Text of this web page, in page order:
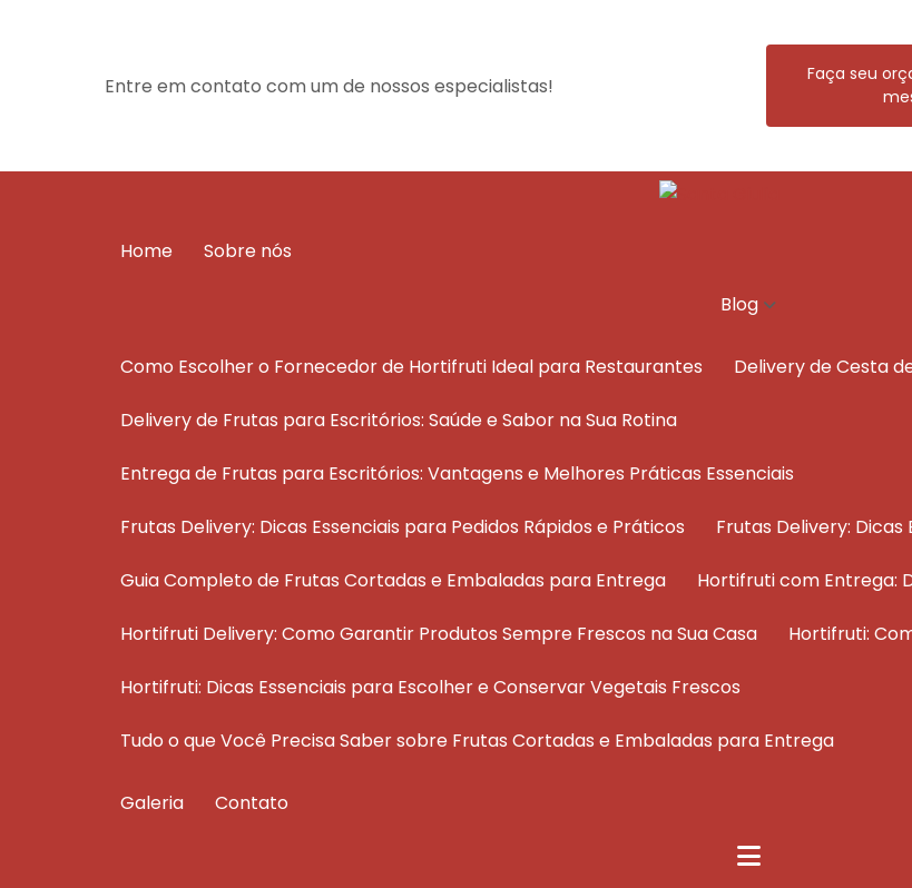
Entre em contato com um de nossos especialistas!
Faça seu
Home Sobre nós
Blog
Como Escolher o Fornecedor de Hortifruti Ideal para Restaurantes Delivery de Cesta
Delivery de Frutas para Escritórios: Saúde e Sabor na Sua Rotina
Entrega de Frutas para Escritórios: Vantagens e Melhores Práticas Essenciais
Frutas Delivery: Dicas Essenciais para Pedidos Rápidos e Práticos Frutas Delivery:
Guia Completo de Frutas Cortadas e Embaladas para Entrega Hortifruti com Entrega:
Hortifruti Delivery: Como Garantir Produtos Sempre Frescos na Sua Casa Hortifruti:
Hortifruti: Dicas Essenciais para Escolher e Conservar Vegetais Frescos
Tudo o que Você Precisa Saber sobre Frutas Cortadas e Embaladas para Entrega
Galeria Contato